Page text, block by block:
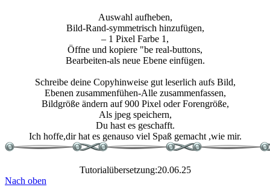
Auswahl aufheben,
Bild-Rand-symmetrisch hinzufügen,
– 1 Pixel Farbe 1,
Öffne und kopiere "be real-buttons,
Bearbeiten-als neue Ebene einfügen.
Schreibe deine Copyhinweise gut leserlich aufs Bild,
Ebenen zusammenfühen-Alle zusammenfassen,
Bildgröße ändern auf 900 Pixel oder Forengröße,
Als jpeg speichern,
Du hast es geschafft.
Ich hoffe,dir hat es genauso viel Spaß gemacht ,wie mir.
Tutorialübersetzung:20.06.25
Nach oben